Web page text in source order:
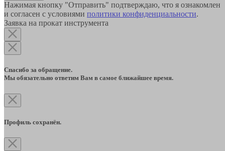
Нажимая кнопку "Отправить" подтверждаю, что я ознакомлен
и согласен с условиями политики конфиденциальности.
Заявка на прокат инструмента
Спасибо за обращение.
Мы обязательно ответим Вам в самое ближайшее время.
Профиль сохранён.